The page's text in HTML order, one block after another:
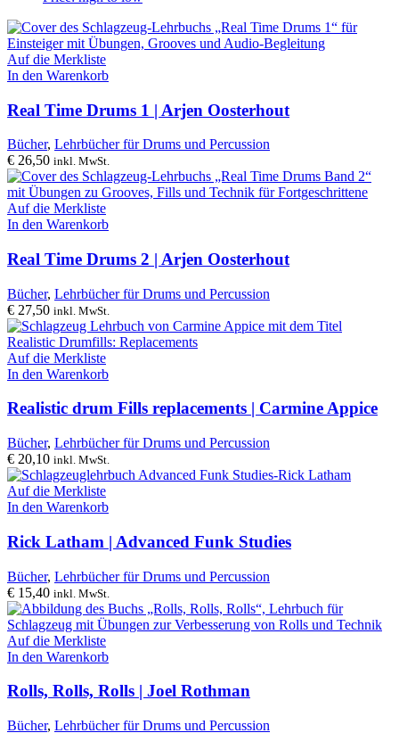
Auf die Merkliste
In den Warenkorb
Real Time Drums 1 | Arjen Oosterhout
Bücher, Lehrbücher für Drums und Percussion
€ 26,50 inkl. MwSt.
Auf die Merkliste
In den Warenkorb
Real Time Drums 2 | Arjen Oosterhout
Bücher, Lehrbücher für Drums und Percussion
€ 27,50 inkl. MwSt.
Auf die Merkliste
In den Warenkorb
Realistic drum Fills replacements | Carmine Appice
Bücher, Lehrbücher für Drums und Percussion
€ 20,10 inkl. MwSt.
Auf die Merkliste
In den Warenkorb
Rick Latham | Advanced Funk Studies
Bücher, Lehrbücher für Drums und Percussion
€ 15,40 inkl. MwSt.
Auf die Merkliste
In den Warenkorb
Rolls, Rolls, Rolls | Joel Rothman
Bücher, Lehrbücher für Drums und Percussion